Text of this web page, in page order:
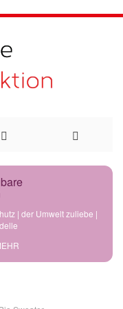
| der Umwelt zuliebe |